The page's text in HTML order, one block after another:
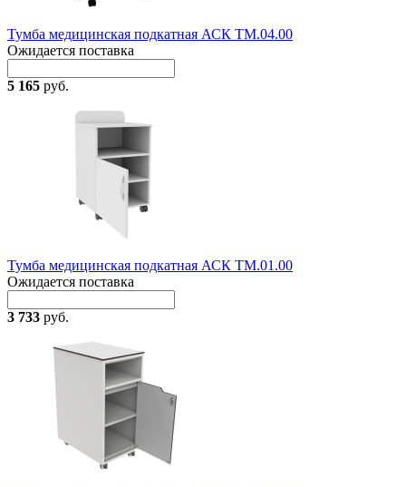
Тумба медицинская подкатная АСК ТМ.04.00
Ожидается поставка
5 165 руб.
Тумба медицинская подкатная АСК ТМ.01.00
Ожидается поставка
3 733 руб.